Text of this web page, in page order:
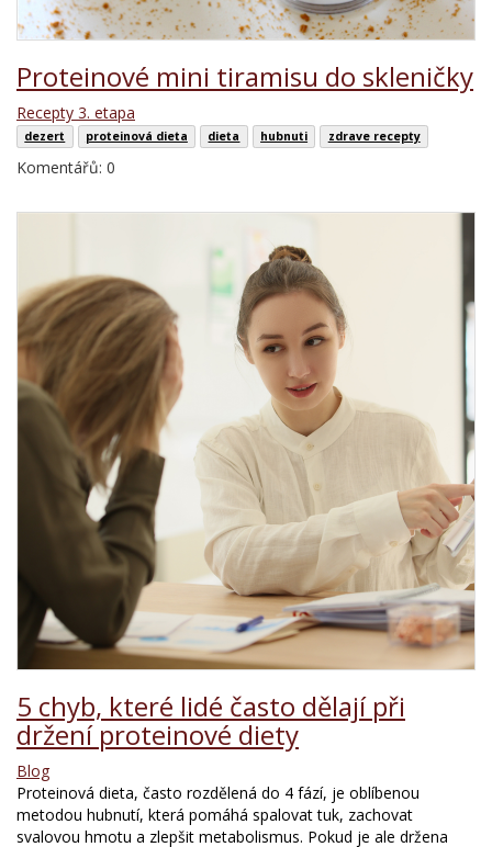
Proteinové mini tiramisu do skleničky
Recepty 3. etapa
dezert proteinová dieta dieta hubnuti zdrave recepty
Komentářů: 0
5 chyb, které lidé často dělají při
držení proteinové diety
Blog
Proteinová dieta, často rozdělená do 4 fází, je oblíbenou
metodou hubnutí, která pomáhá spalovat tuk, zachovat
svalovou hmotu a zlepšit metabolismus. Pokud je ale držena